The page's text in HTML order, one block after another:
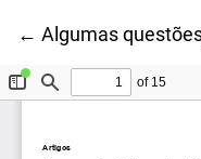
←Voltar aos
Algumas